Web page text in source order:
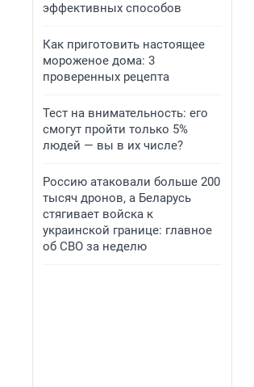
эффективных способов
Как приготовить настоящее
мороженое дома: 3
проверенных рецепта
Тест на внимательность: его
смогут пройти только 5%
людей — вы в их числе?
Россию атаковали больше 200
тысяч дронов, а Беларусь
стягивает войска к
украинской границе: главное
об СВО за неделю